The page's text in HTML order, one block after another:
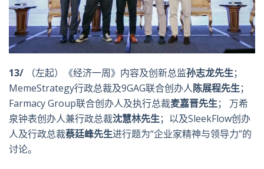
13/ （左起）《经济一周》内容及创新总监孙志龙先生；
MemeStrategy行政总裁及9GAG联合创办人陈展程先生；
Farmacy Group联合创办人及执行总裁麦嘉晋先生； 万希
泉钟表创办人兼行政总裁沈慧林先生；以及SleekFlow创办
人及行政总裁蔡廷峰先生进行题为“企业家精神与领导力”的
讨论。